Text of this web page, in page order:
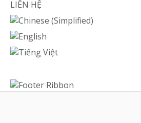
LIÊN HỆ